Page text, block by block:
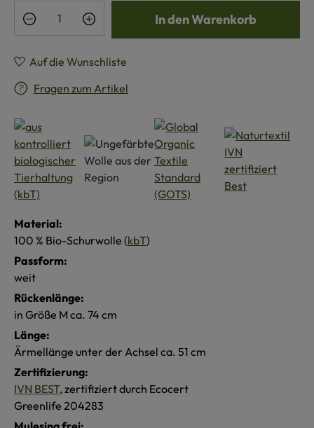
Produkt Anzahl: Gib den gewünschten
In den Warenkorb
Auf die Wunschliste
Fragen zum Artikel
Material:
100 % Bio-Schurwolle (kbT)
Passform:
weit
Rückenlänge:
in Größe M ca. 74 cm
Länge:
Ärmellänge unter der Achsel ca. 51 cm
Zertifizierung:
IVN BEST, zertifiziert durch Ecocert
Greenlife 204283